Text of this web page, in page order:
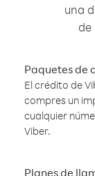
una
de
Paquetes de
El crédito de
compres un
cualquier
Viber.
Planes de